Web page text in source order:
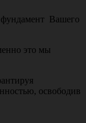
фундамент Вашего
это мы
освободив